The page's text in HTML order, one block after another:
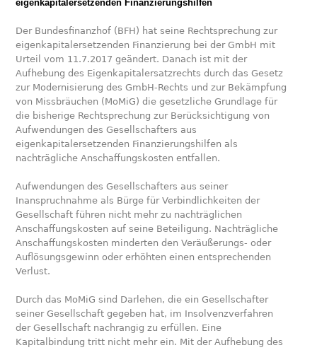
eigenkapitalersetzenden Finanzierungshilfen
Der Bundesfinanzhof (BFH) hat seine Rechtsprechung zur
eigenkapitalersetzenden Finanzierung bei der GmbH mit
Urteil vom 11.7.2017 geändert. Danach ist mit der
Aufhebung des Eigenkapitalersatzrechts durch das Gesetz
zur Modernisierung des GmbH-Rechts und zur Bekämpfung
von Missbräuchen (MoMiG) die gesetzliche Grundlage für
die bisherige Rechtsprechung zur Berücksichtigung von
Aufwendungen des Gesellschafters aus
eigenkapitalersetzenden Finanzierungshilfen als
nachträgliche Anschaffungskosten entfallen.
Aufwendungen des Gesellschafters aus seiner
Inanspruchnahme als Bürge für Verbindlichkeiten der
Gesellschaft führen nicht mehr zu nachträglichen
Anschaffungskosten auf seine Beteiligung. Nachträgliche
Anschaffungskosten minderten den Veräußerungs- oder
Auflösungsgewinn oder erhöhten einen entsprechenden
Verlust.
Durch das MoMiG sind Darlehen, die ein Gesellschafter
seiner Gesellschaft gegeben hat, im Insolvenzverfahren
der Gesellschaft nachrangig zu erfüllen. Eine
Kapitalbindung tritt nicht mehr ein. Mit der Aufhebung des